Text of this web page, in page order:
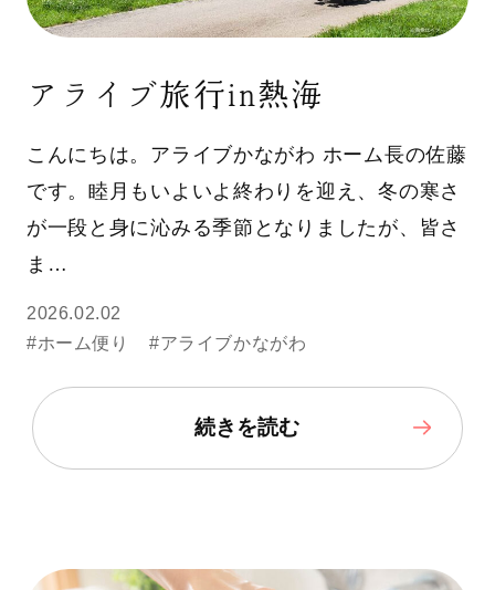
アライブ旅行in熱海
こんにちは。アライブかながわ ホーム長の佐藤
です。睦月もいよいよ終わりを迎え、冬の寒さ
が一段と身に沁みる季節となりましたが、皆さ
ま…
2026.02.02
#ホーム便り
#アライブかながわ
続きを読む